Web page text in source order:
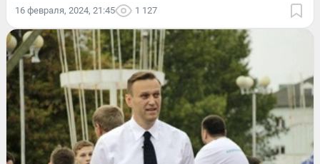
16 февраля, 2024, 21:45 1 127